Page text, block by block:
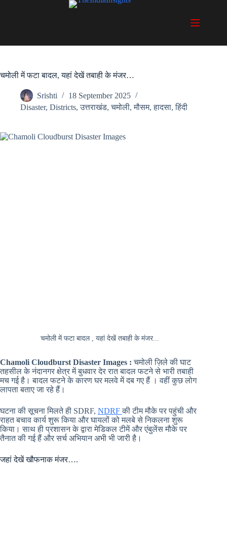
चमोली में फटा बादल, यहां देखें तबाही के मंजर…
Srishti
18 September 2025
Disaster, Districts,उत्तराखंड,चमोली,मौसम,हादसा,हिंदी
चमोली में फटा बादल , यहां देखें तबाही के मंजर...
Chamoli Cloudburst Disaster Images :चमोली ज़िले की घाट
तहसील के नंदानगर क्षेत्र में बुधवार देर रात बादल फटने से भारी तबाही
मच गई है। बादल फटने के कारण घर मलवे में दब गए हैं । वहीं कुछ लोग
लापता बताए जा रहे हैं।
घटना की सूचना मिलते ही SDRF, NDRFकी टीम मौके पर पहुंची और
राहत बचाव कार्य शुरू किया और घायलों को मलबे से निकलना शुरू
किया। साथ ही प्रशासन के द्वारा मेडिकल टीमें और एंबुलेंस मौके पर
तैनात की गई हैं और सर्च अभियान अभी भी जारी है।
जहां देखें खौफनाक मंजर….